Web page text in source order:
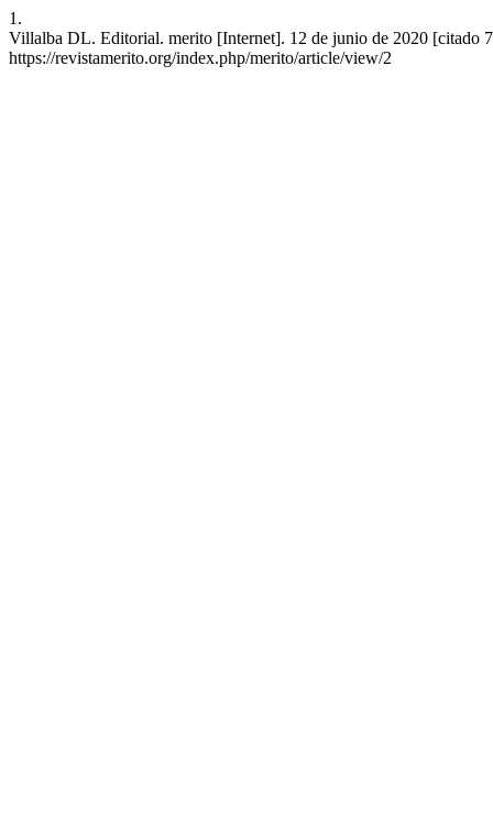
1.
Villalba DL. Editorial. merito [Internet]. 12 de junio de 2020 [citado
https://revistamerito.org/index.php/merito/article/view/2